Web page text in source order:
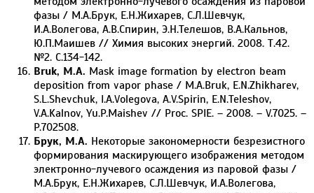
фазы / М.А.Брук, Е.Н.Жихарев, С.Л.Шевчук,
И.А.Волегова, А.В.Спирин, Э.Н.Телешов, В.А.Кальнов,
Ю.П.Маишев // Химия высоких энергий. 2008. Т.42.
№2. С.134-142.
Bruk, M.A. Mask image formation by electron beam
deposition from vapor phase / M.A.Bruk, E.N.Zhikharev,
S.L.Shevchuk, I.A.Volegova, A.V.Spirin, E.N.Teleshov,
V.A.Kalnov, Yu.P.Maishev // Proc. SPIE. – 2008. – V.7025. –
P.702508.
Брук, М.А. Некоторые закономерности безрезистного
формирования маскирующего изображения методом
электронно-лучевого осаждения из паровой фазы /
М.А.Брук, Е.Н.Жихарев, С.Л.Шевчук, И.А.Волегова,